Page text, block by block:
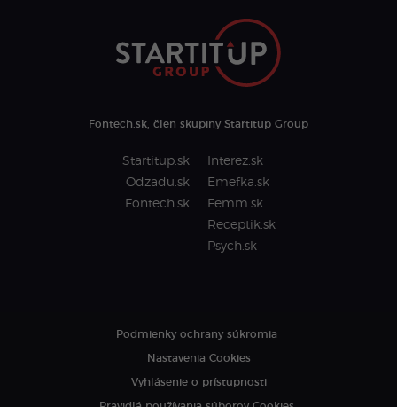
Fontech.sk, člen skupiny Startitup Group
Startitup.sk
Odzadu.sk
Fontech.sk
Interez.sk
Emefka.sk
Femm.sk
Receptik.sk
Psych.sk
Podmienky ochrany súkromia
Nastavenia Cookies
Vyhlásenie o prístupnosti